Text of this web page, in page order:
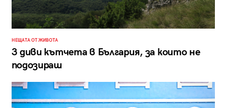
НЕЩАТА ОТ ЖИВОТА
3 диви кътчета в България, за които не
подозираш